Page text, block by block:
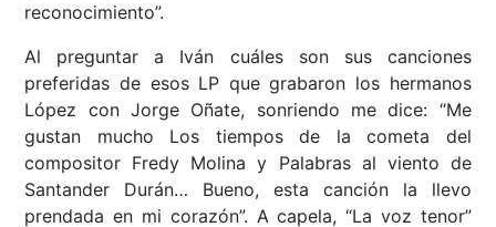
reconocimiento”.
Al preguntar a Iván cuáles son sus canciones
preferidas de esos LP que grabaron los hermanos
López con Jorge Oñate, sonriendo me dice: “Me
gustan mucho Los tiempos de la cometa del
compositor Fredy Molina y Palabras al viento de
Santander Durán… Bueno, esta canción la llevo
prendada en mi corazón”. A capela, “La voz tenor”